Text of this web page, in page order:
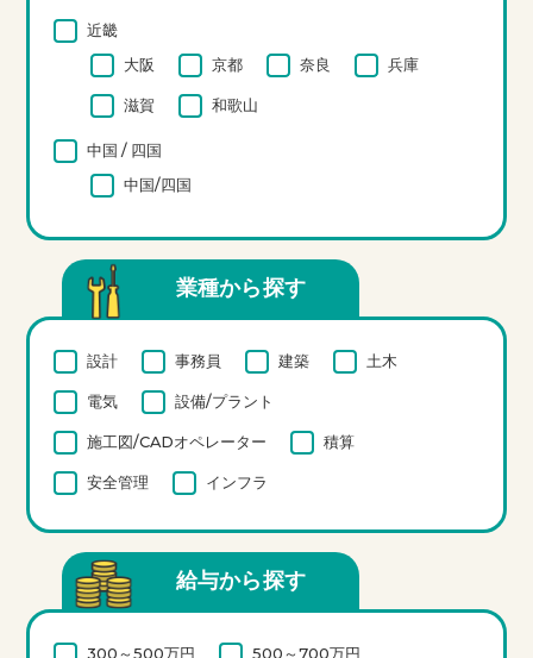
近畿
大阪
京都 奈良 兵庫
滋賀 和歌山
中国 / 四国
中国/四国
業種から探す
設計 事務員 建築 土木
電気 設備/プラント
施工図/CADオペレーター 積算
安全管理 インフラ
給与から探す
300～500万円 500～700万円